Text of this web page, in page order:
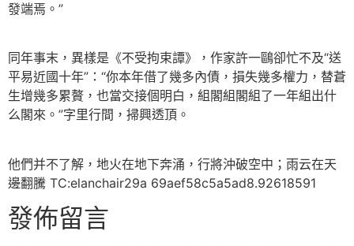
發端焉。”
同年事末，異樣是《不受拘束譚》，作家許一鷗卻忙不及“送
平易近國十年”：“你本年借了幾多內債，損失幾多權力，替蒼
生增幾多累贅，也當交接個明白，組閣組閣組了一年組出什
么閣來。”字里行間，掃興透頂。
他們并不了解，地火在地下奔涌，行將沖破空中；雨云在天
邊翻騰 TC:elanchair29a 69aef58c5a5ad8.92618591
發佈留言